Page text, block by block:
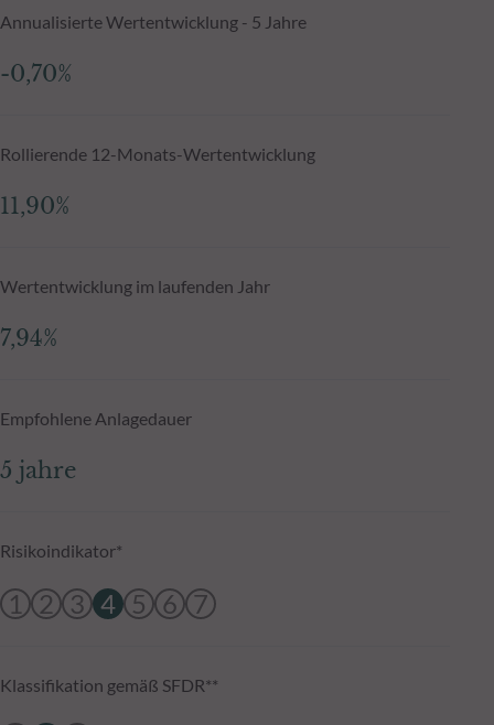
Annualisierte Wertentwicklung - 5 Jahre
-0,70%
Rollierende 12-Monats-Wertentwicklung
11,90%
Wertentwicklung im laufenden Jahr
7,94%
Empfohlene Anlagedauer
5 jahre
Risikoindikator*
1 2 3 4 5 6 7
Klassifikation gemäß SFDR**